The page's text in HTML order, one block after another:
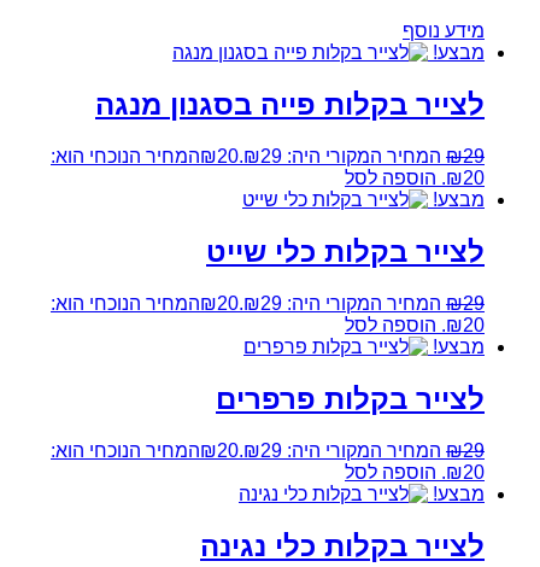
מידע נוסף
מבצע!
לצייר בקלות פייה בסגנון מנגה
₪29 המחיר המקורי היה: ₪29. ₪20
המחיר הנוכחי הוא:
₪20. הוספה לסל
מבצע!
לצייר בקלות כלי שייט
₪29 המחיר המקורי היה: ₪29. ₪20
המחיר הנוכחי הוא:
₪20. הוספה לסל
מבצע!
לצייר בקלות פרפרים
₪29 המחיר המקורי היה: ₪29. ₪20
המחיר הנוכחי הוא:
₪20. הוספה לסל
מבצע!
לצייר בקלות כלי נגינה